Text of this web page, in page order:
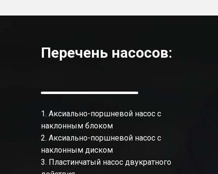
1. Аксиально-поршневой насос с
наклонным блоком
2. Аксиально-поршневой насос с
наклонным диском
3. Пластинчатый насос двукратного
Перечень насосов: